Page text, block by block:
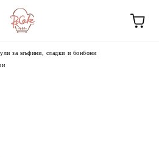
за мъфини, сладки и бонбони